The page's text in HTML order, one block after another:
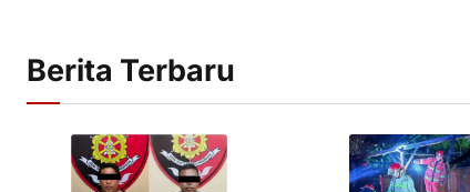
Berita Terbaru